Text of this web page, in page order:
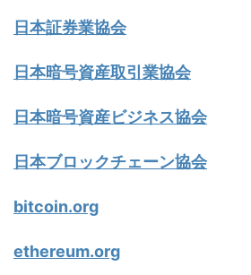
日本証券業協会
日本暗号資産取引業協会
日本暗号資産ビジネス協会
日本ブロックチェーン協会
bitcoin.org
ethereum.org